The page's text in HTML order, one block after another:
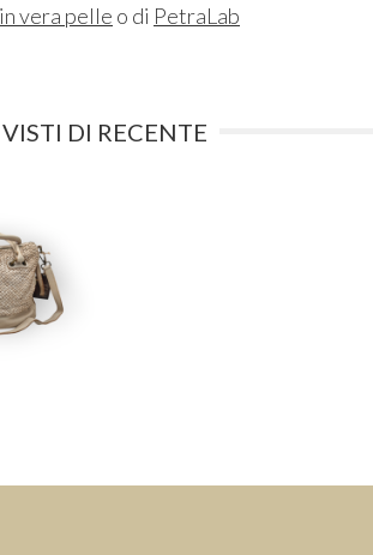
vera pelle o di PetraLab
VISTI DI RECENTE